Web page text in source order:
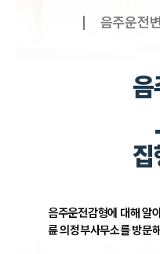
음주운전
음
집
음주운전감형에 대해 알
륜 의정부사무소를 방문